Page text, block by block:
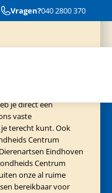
Vragen?040 2800 370
en intens begaan met jouw dier
je direct een
vaste
terecht kunt. Ook
Centrum
Eindhoven
Centrum
onze al ruime
bereikbaar voor